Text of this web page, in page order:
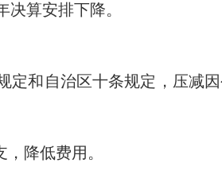
决算安排下降。
和自治区十条规定，压减因
降低费用。